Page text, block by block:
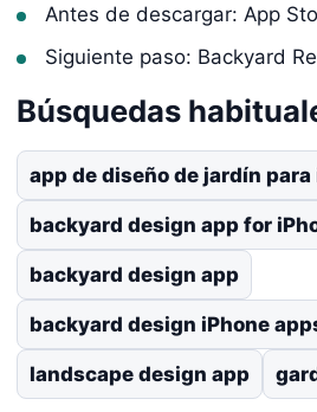
Antes de descargar: App
Siguiente paso: Backyard
Búsquedas
app de diseño de jardín para
backyard design app for
backyard design app
backyard design iPhone
landscape design app